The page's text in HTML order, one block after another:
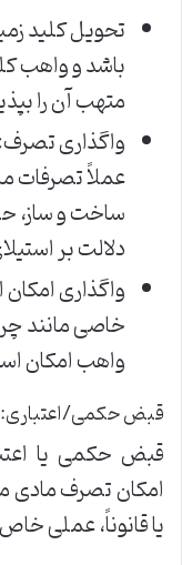
تحویل کلید
باشد و واهب
متهب آن را
واگذاری
عملاً تصرفات
ساخت و ساز،
دلالت بر
واگذاری
خاصی مانند
واهب امکان
قبض حکمی/اعتباری:
قبض حکمی یا
امکان تصرف مادی
یا قانوناً، عملی